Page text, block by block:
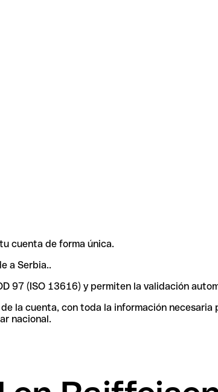
cuenta de forma única.
a Serbia..
97 (ISO 13616) y permiten la validación
la cuenta, con toda la información necesaria
nacional.